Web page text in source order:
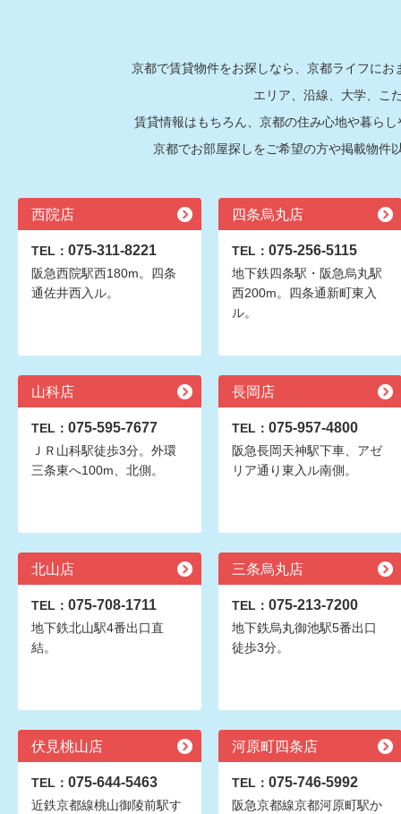
京都で賃貸物件をお探しなら、京都ライフに
エリア、沿線、大学、こ
賃貸情報はもちろん、京都の住み心地や暮ら
京都でお部屋探しをご希望の方や掲載物件
西院店
TEL： 075-311-8221
阪急西院駅西180m。四条
通佐井西入ル。
四条烏丸店
TEL： 075-256-5115
地下鉄四条駅・阪急烏丸駅
西200m。四条通新町東入
ル。
山科店
TEL： 075-595-7677
ＪＲ山科駅徒歩3分。外環
三条東へ100m、北側。
長岡店
TEL： 075-957-4800
阪急長岡天神駅下車、アゼ
リア通り東入ル南側。
北山店
TEL： 075-708-1711
地下鉄北山駅4番出口直
結。
三条烏丸店
TEL： 075-213-7200
地下鉄烏丸御池駅5番出口
徒歩3分。
伏見桃山店
TEL： 075-644-5463
近鉄京都線桃山御陵前駅す
河原町四条店
TEL： 075-746-5992
阪急京都線京都河原町駅か